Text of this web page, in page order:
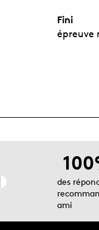
Fini
épreuve
des
ami